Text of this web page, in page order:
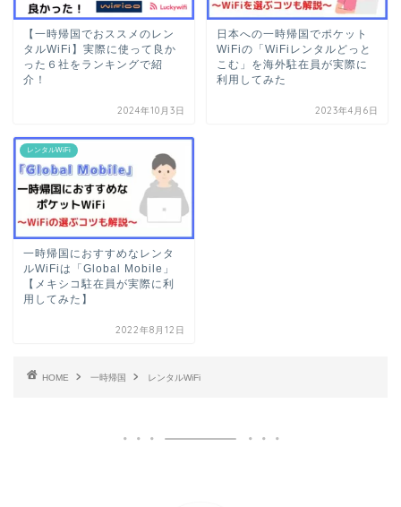
【一時帰国でおススメのレン
タルWiFi】実際に使って良か
った６社をランキングで紹
介！
2024年10月3日
日本への一時帰国でポケット
WiFiの「WiFiレンタルどっと
こむ」を海外駐在員が実際に
利用してみた
2023年4月6日
レンタルWiFi
一時帰国におすすめなレンタ
ルWiFiは「Global Mobile」
【メキシコ駐在員が実際に利
用してみた】
2022年8月12日
HOME 一時帰国 レンタルWiFi